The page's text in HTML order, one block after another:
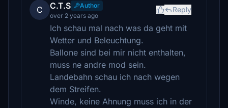
C C.T.S
Author
over 2 years ago
Reply
Ich schau mal nach was da geht mit
Wetter und Beleuchtung.
Ballone sind bei mir nicht enthalten,
muss ne andre mod sein.
Landebahn schau ich nach wegen
dem Streifen.
Winde, keine Ahnung muss ich in der